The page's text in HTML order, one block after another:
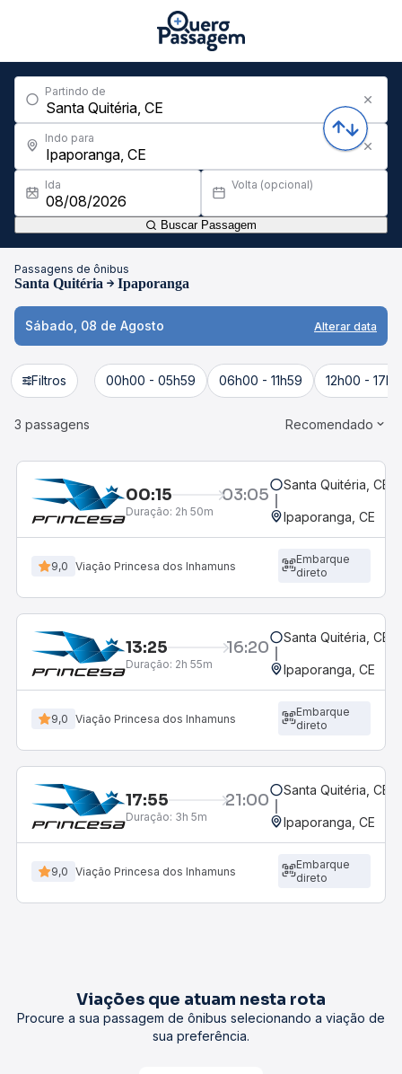
Partindo de
Indo para
Ida Volta (opcional)
Buscar Passagem
Passagens de ônibus
Santa Quitéria Ipaporanga
Sábado, 08 de Agosto Alterar data
Filtros 00h00 - 05h59 06h00 - 11h59 12h00 -
3 passagens Recomendado
00:15 03:05
Duração: 2h 50m
Santa Quitéria, CE
Ipaporanga, CE
9,0 Viação Princesa dos Inhamuns
Embarque
direto
13:25 16:20
Duração: 2h 55m
Santa Quitéria, CE
Ipaporanga, CE
9,0 Viação Princesa dos Inhamuns
Embarque
direto
17:55 21:00
Duração: 3h 5m
Santa Quitéria, CE
Ipaporanga, CE
9,0 Viação Princesa dos Inhamuns
Embarque
direto
Viações que atuam nesta rota
Procure a sua passagem de ônibus selecionando a viação de
sua preferência.